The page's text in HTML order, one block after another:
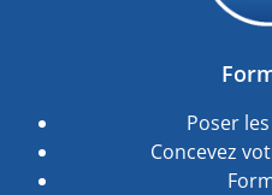
Poser
Concevez